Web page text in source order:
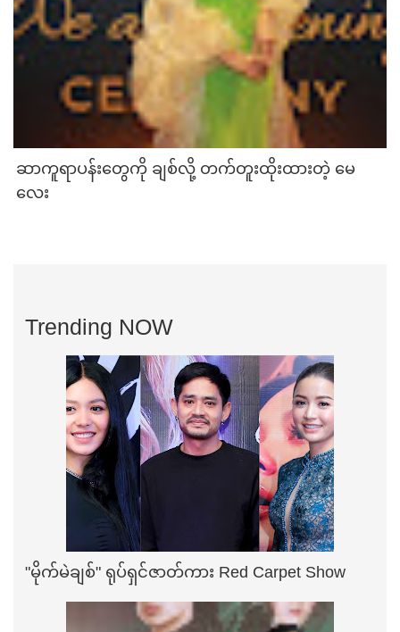
ဆာကူရာပန်းတွေကို ချစ်လို့ တက်တူးထိုးထားတဲ့ မေ
လေး
Trending NOW
"မိုက်မဲချစ်" ရုပ်ရှင်ဇာတ်ကား Red Carpet Show